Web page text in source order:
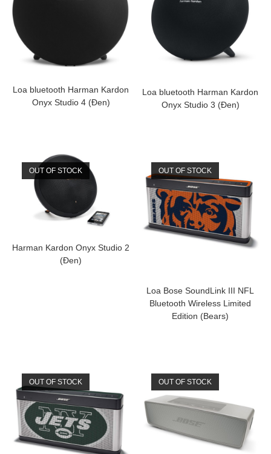
Loa bluetooth Harman Kardon
Onyx Studio 4 (Đen)
Loa bluetooth Harman Kardon
Onyx Studio 3 (Đen)
OUT OF STOCK
Harman Kardon Onyx Studio 2
(Đen)
OUT OF STOCK
Loa Bose SoundLink III NFL
Bluetooth Wireless Limited
Edition (Bears)
OUT OF STOCK OUT OF STOCK